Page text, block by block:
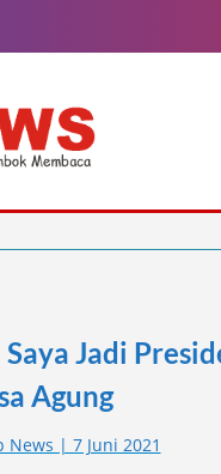
Jadi
Agung
| 7 Juni 2021